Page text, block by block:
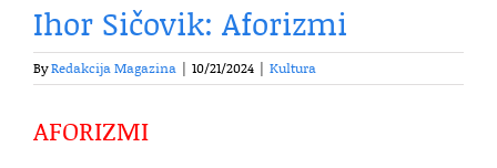
Ihor Sičovik: Aforizmi
ByRedakcija Magazina 10/21/2024 Kultura
AFORIZMI